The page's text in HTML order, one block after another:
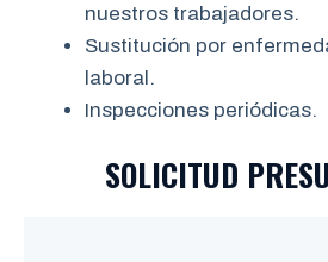
nuestros trabajadores.
Sustitución por
laboral.
Inspecciones periódicas.
SOLICITUD